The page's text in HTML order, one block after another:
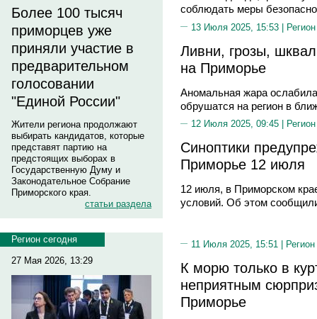
Более 100 тысяч
приморцев уже
приняли участие в
предварительном
голосовании
"Единой России"
Жители региона продолжают
выбирать кандидатов, которые
представят партию на
предстоящих выборах в
Государственную Думу и
Законодательное Собрание
Приморского края.
статьи раздела
Регион сегодня
27 Мая 2026, 13:29
соблюдать меры
13 Июля 2025, 15:53 |
Ливни, грозы,
на Приморье
Аномальная жара
обрушатся на регион в
12 Июля 2025, 09:45 |
Синоптики
Приморье 12 июля
12 июля, в Приморском
условий. Об этом
11 Июля 2025, 15:51 |
К морю только в
неприятным
Приморье